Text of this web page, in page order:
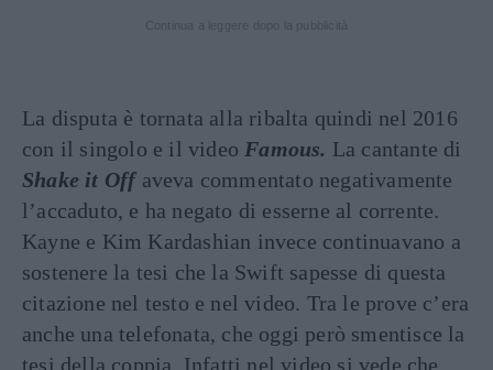
La disputa è tornata alla ribalta quindi nel 2016
con il singolo e il video Famous. La cantante di
Shake it Off aveva commentato negativamente
l’accaduto, e ha negato di esserne al corrente.
Kayne e Kim Kardashian invece continuavano a
sostenere la tesi che la Swift sapesse di questa
citazione nel testo e nel video. Tra le prove c’era
anche una telefonata, che oggi però smentisce la
tesi della coppia. Infatti nel video si vede che